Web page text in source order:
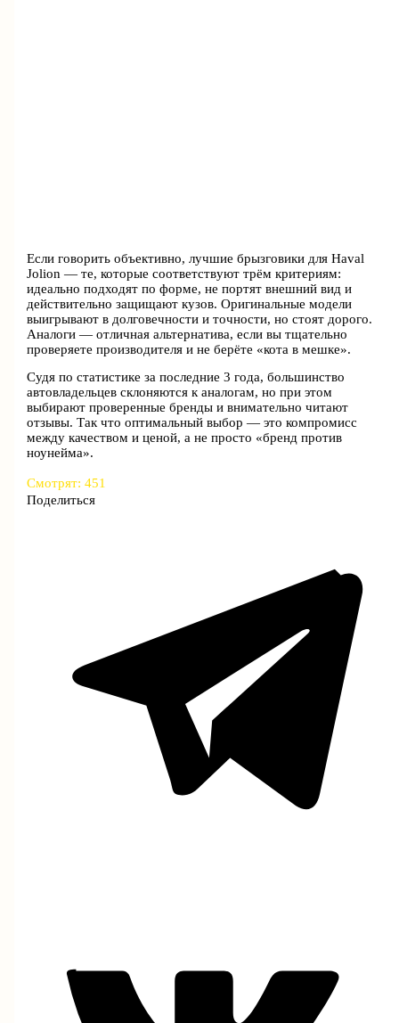
Если говорить объективно, лучшие брызговики для Haval
Jolion — те, которые соответствуют трём критериям:
идеально подходят по форме, не портят внешний вид и
действительно защищают кузов. Оригинальные модели
выигрывают в долговечности и точности, но стоят дорого.
Аналоги — отличная альтернатива, если вы тщательно
проверяете производителя и не берёте «кота в мешке».
Судя по статистике за последние 3 года, большинство
автовладельцев склоняются к аналогам, но при этом
выбирают проверенные бренды и внимательно читают
отзывы. Так что оптимальный выбор — это компромисс
между качеством и ценой, а не просто «бренд против
ноунейма».
Смотрят: 451
Поделиться